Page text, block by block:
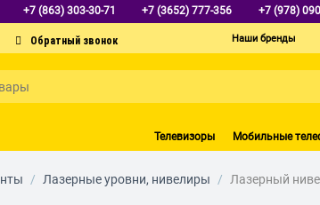
+7 (863) 303-30-71 +7 (3652) 777-356 +7 (978)
Наши бренды
Телевизоры Мобильные
/ Лазерные уровни, нивелиры / Лазерный